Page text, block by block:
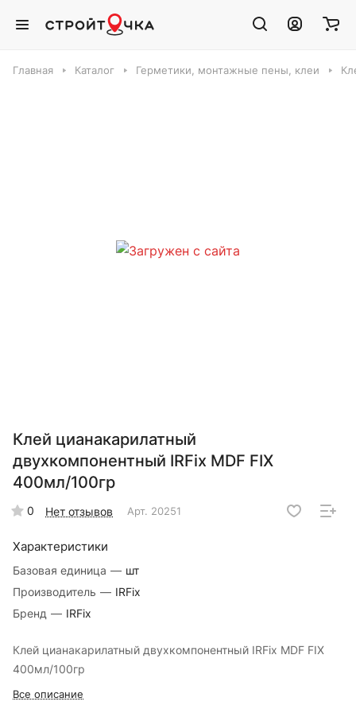
Главная Каталог Герметики, монтажные пены, клеи
Клей цианакарилатный
двухкомпонентный IRFix MDF FIX
400мл/100гр
0 Нет отзывов Арт. 20251
Характеристики
Базовая единица — шт
Производитель — IRFix
Бренд — IRFix
Клей цианакарилатный двухкомпонентный IRFix MDF FIX
400мл/100гр
Все описание